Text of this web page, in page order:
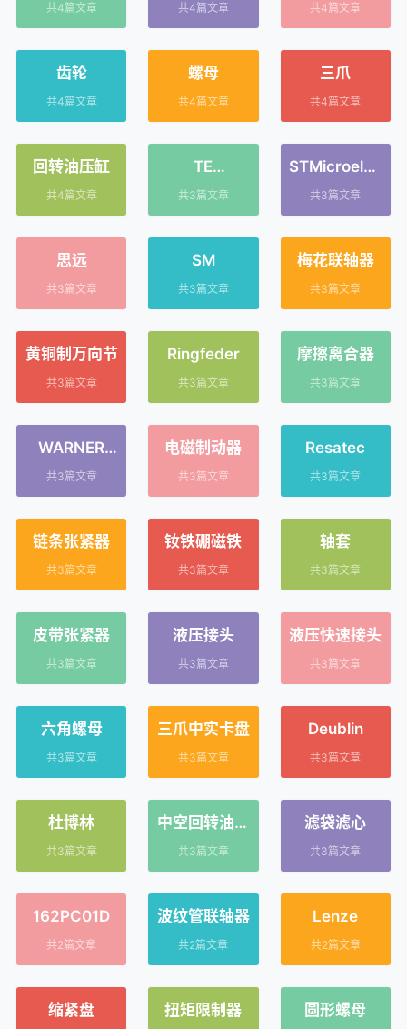
共4篇文章 共4篇文章 共4篇文章
齿轮
共4篇文章
螺母
共4篇文章
三爪
共4篇文章
回转油压缸
共4篇文章
TE
Connectivity
共3篇文章
STMicroelec
tronics
共3篇文章
思远
共3篇文章
SM
共3篇文章
梅花联轴器
共3篇文章
黄铜制万向节
共3篇文章
Ringfeder
共3篇文章
摩擦离合器
共3篇文章
WARNER
ELECTRIC
共3篇文章
电磁制动器
共3篇文章
Resatec
共3篇文章
链条张紧器
共3篇文章
钕铁硼磁铁
共3篇文章
轴套
共3篇文章
皮带张紧器
共3篇文章
液压接头
共3篇文章
液压快速接头
共3篇文章
六角螺母
共3篇文章
三爪中实卡盘
共3篇文章
Deublin
共3篇文章
杜博林
共3篇文章
中空回转油压
缸
共3篇文章
滤袋滤心
共3篇文章
162PC01D
共2篇文章
波纹管联轴器
共2篇文章
Lenze
共2篇文章
缩紧盘 扭矩限制器 圆形螺母